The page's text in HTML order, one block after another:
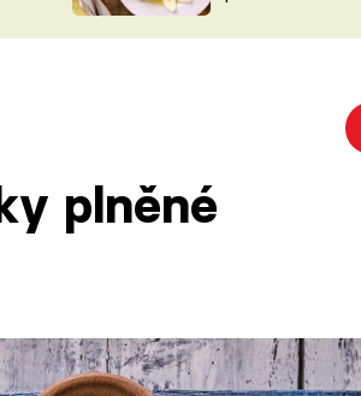
VYCHYTÁVKY
plněné